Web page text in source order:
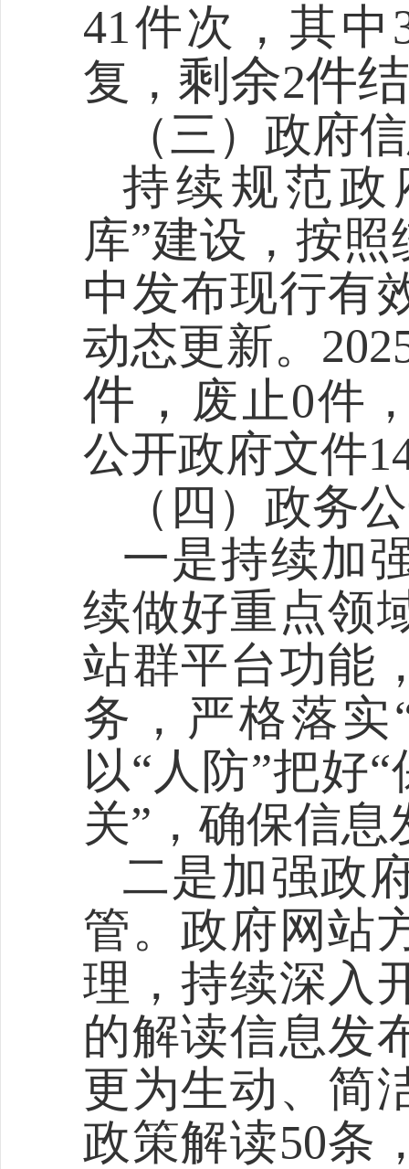
41件次， 其中
复 ， 剩余2件
（三）政府
持续规范政
库”建设，按
中发布现行有
动态更新。
件， 废止0件
公开政府文件1
（四）政务
一是持续加
续做好重点领
站群平台功能
务，严格落实
以“ 人防”把好“
关”，确保信
二是加强政
管。政府网站
理，持续深入
的解读信息发
更为生动、简
政策解读50条